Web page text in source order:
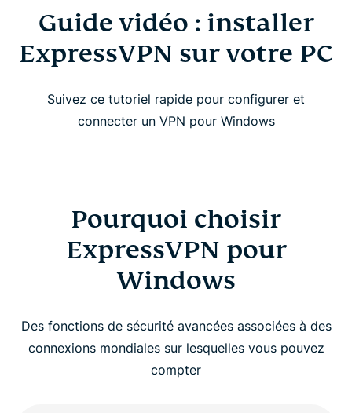
Guide vidéo : installer
ExpressVPN sur votre PC
Suivez ce tutoriel rapide pour configurer et
connecter un VPN pour Windows
Pourquoi choisir
ExpressVPN pour
Windows
Des fonctions de sécurité avancées associées à des
connexions mondiales sur lesquelles vous pouvez
compter